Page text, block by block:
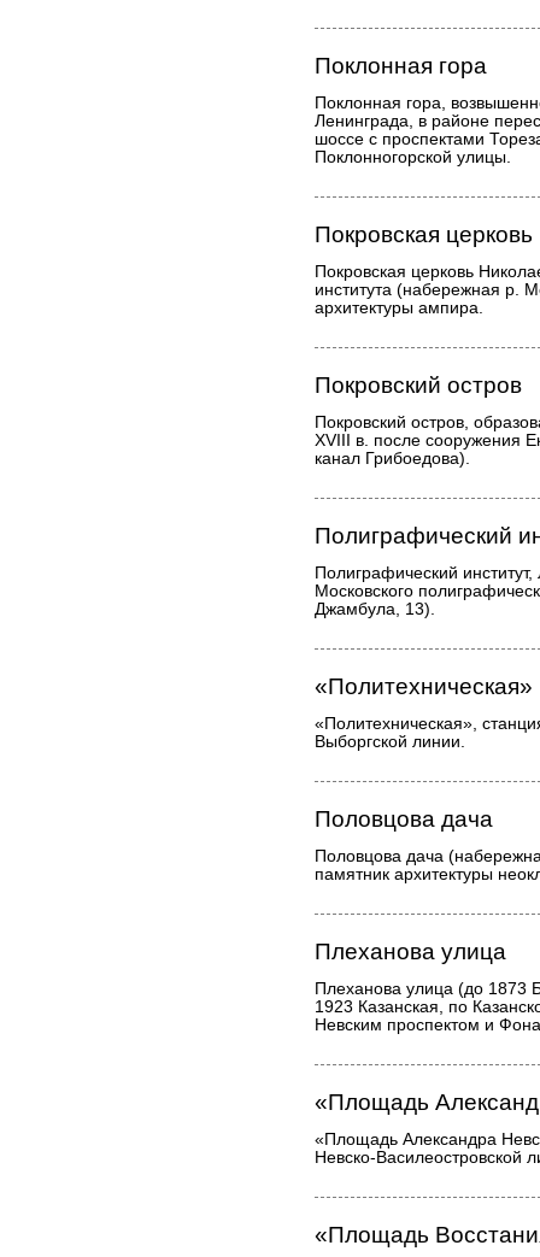
Поклонная гора
Поклонная гора,
Ленинграда, в районе
шоссе с проспектами
Поклонногорской улицы.
Покровская церковь
Покровская церковь
института (набережная р.
архитектуры ампира.
Покровский остров
Покровский остров,
ХVIII в. после сооружения
канал Грибоедова).
Полиграфический
Полиграфический
Московского
Джамбула, 13).
«Политехническая»
«Политехническая»,
Выборгской линии.
Половцова дача
Половцова дача
памятник архитектуры
Плеханова улица
Плеханова улица (до
1923 Казанская, по
Невским проспектом и
«Площадь
«Площадь Александра
Невско-Василеостровской
«Площадь